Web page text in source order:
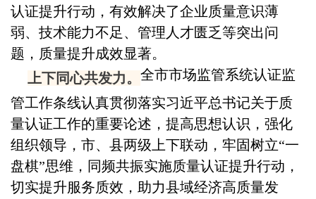
认证提升行动，有效解决了企业质量意识薄
弱、技术能力不足、管理人才匮乏等突出问
题，质量提升成效显著。
上下同心共发力。 全市市场监管系统认证监
管工作条线认真贯彻落实习近平总书记关于质
量认证工作的重要论述，提高思想认识，强化
组织领导，市、县两级上下联动，牢固树立“一
盘棋”思维，同频共振实施质量认证提升行动，
切实提升服务质效，助力县域经济高质量发